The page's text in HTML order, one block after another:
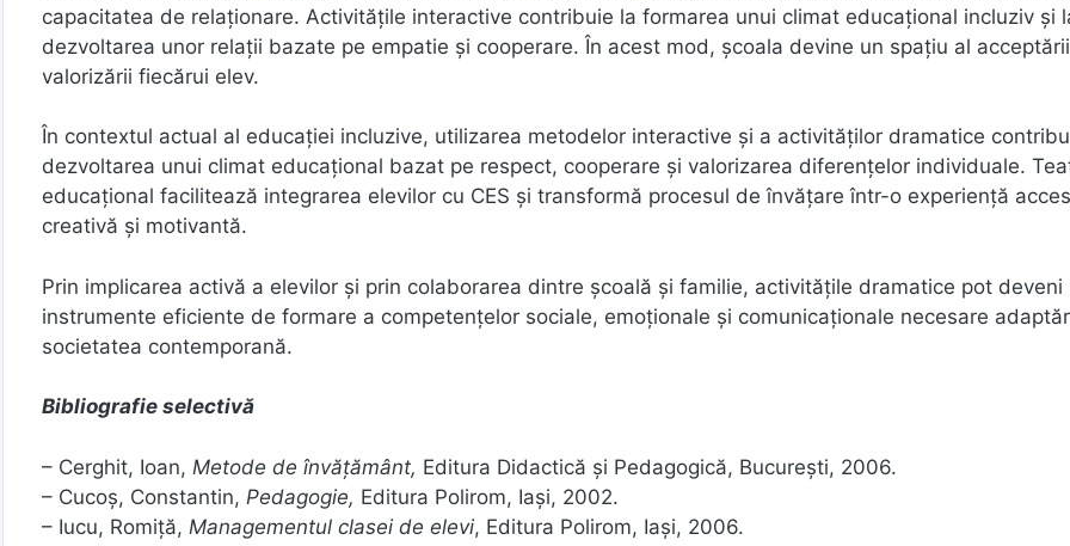
capacitatea de relaționare. Activitățile interactive contribuie la formarea unui climat educațional incluziv și
dezvoltarea unor relații bazate pe empatie și cooperare. În acest mod, școala devine un spațiu al
valorizării fiecărui elev.
În contextul actual al educației incluzive, utilizarea metodelor interactive și a activităților dramatice
dezvoltarea unui climat educațional bazat pe respect, cooperare și valorizarea diferențelor individuale.
educațional facilitează integrarea elevilor cu CES și transformă procesul de învățare într-o experiență
creativă și motivantă.
Prin implicarea activă a elevilor și prin colaborarea dintre școală și familie, activitățile dramatice pot deveni
instrumente eficiente de formare a competențelor sociale, emoționale și comunicaționale necesare
societatea contemporană.
Bibliografie selectivă
– Cerghit, Ioan, Metode de învățământ, Editura Didactică și Pedagogică, București, 2006.
– Cucoș, Constantin, Pedagogie, Editura Polirom, Iași, 2002.
– Iucu, Romiță, Managementul clasei de elevi, Editura Polirom, Iași, 2006.